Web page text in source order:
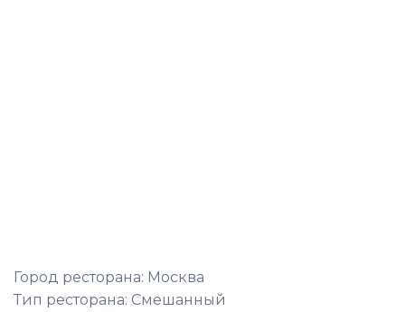
Город ресторана: Москва
Тип ресторана: Смешанный